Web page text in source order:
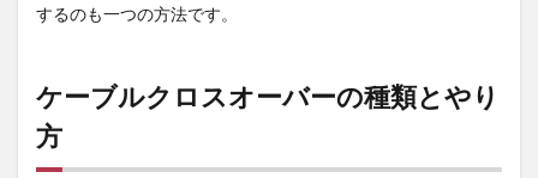
持つ
腕を
するのも一つの方法です。
ケーブルクロスオーバーの種類とやり
方